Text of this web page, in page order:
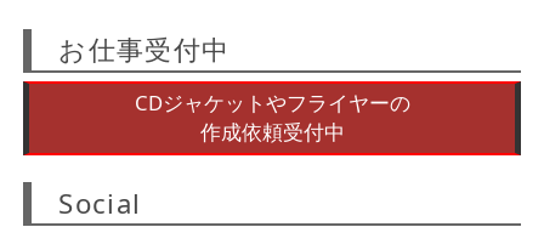
お仕事受付中
CDジャケットやフライヤーの
作成依頼受付中
Social